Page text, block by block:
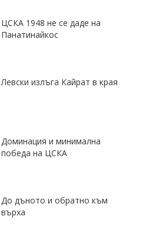
ЦСКА 1948 не се даде на
Панатинайкос
Левски излъга Кайрат в края
Доминация и минимална
победа на ЦСКА
До дъното и обратно към
върха